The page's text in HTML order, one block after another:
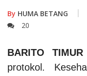
By HUMA BETANG
20
BARITO
protokol.